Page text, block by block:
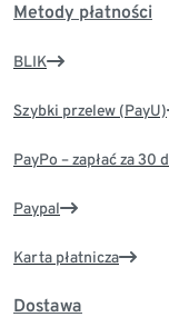
Metody płatności
BLIK
Szybki przelew (PayU)
PayPo – zapłać za 30
Paypal
Karta płatnicza
Dostawa